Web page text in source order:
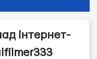
інтернет-